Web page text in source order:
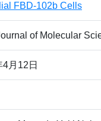
FBD-102b Cells
of Molecular
月12日